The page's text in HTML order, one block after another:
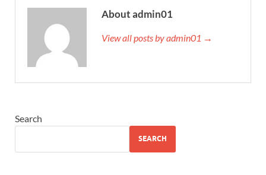
About admin01
View all posts by admin01 →
Search
SEARCH